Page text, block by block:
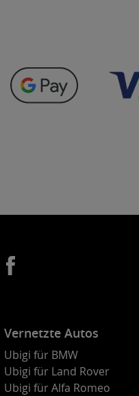
Vernetzte Autos
Ubigi für BMW
Ubigi für Land Rover
Ubigi für Alfa Romeo